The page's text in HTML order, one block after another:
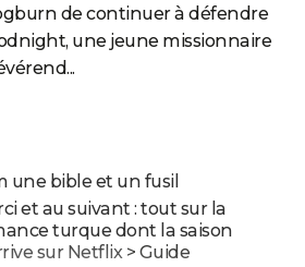
de continuer à défendre
une jeune missionnaire
une bible et un fusil
et au suivant : tout sur la
turque dont la saison
sur Netflix > Guide